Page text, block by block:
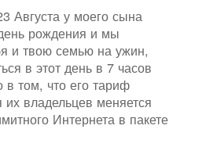
Августа у моего сына
рождения и мы
и твою семью на ужин,
в этот день в 7 часов
в том, что его тариф
владельцев меняется
Интернета в пакете